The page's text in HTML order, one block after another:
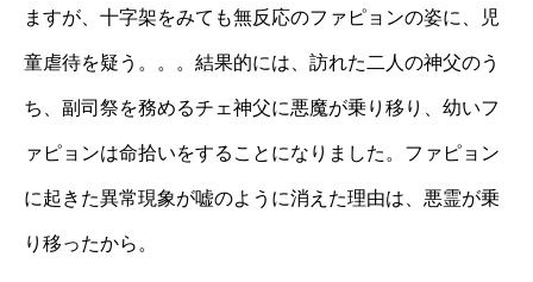
ますが、十字架をみても無反応のファピョンの姿に、児
童虐待を疑う。。。結果的には、訪れた二人の神父のう
ち、副司祭を務めるチェ神父に悪魔が乗り移り、幼いフ
ァピョンは命拾いをすることになりました。ファピョン
に起きた異常現象が嘘のように消えた理由は、悪霊が乗
り移ったから。